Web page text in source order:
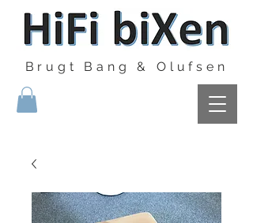
Brugt Bang & Olufsen